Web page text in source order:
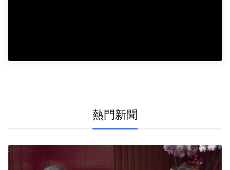
熱門新聞